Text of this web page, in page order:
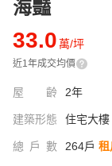
海豔
33.0萬/坪
近1年成交均價
屋齡 2年
建築形態 住宅大樓
總戶數 264戶 租